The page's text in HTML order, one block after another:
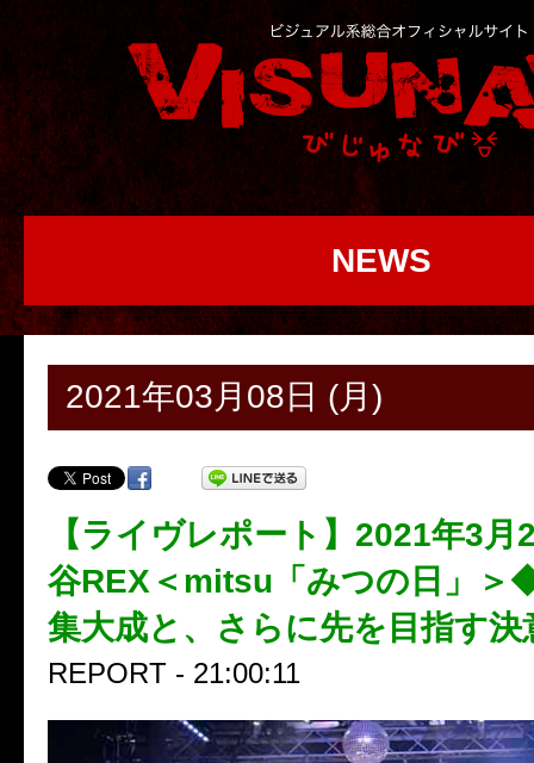
NEWS
2021年03月08日 (月)
【ライヴレポート】2021年3月
谷REX＜mitsu「みつの日」＞
集大成と、さらに先を目指す
REPORT - 21:00:11